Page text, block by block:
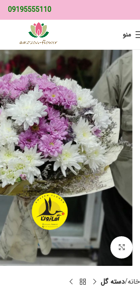
09195555110
منو
برای بزرگنمایی کلیک کنید
خانه دسته گل